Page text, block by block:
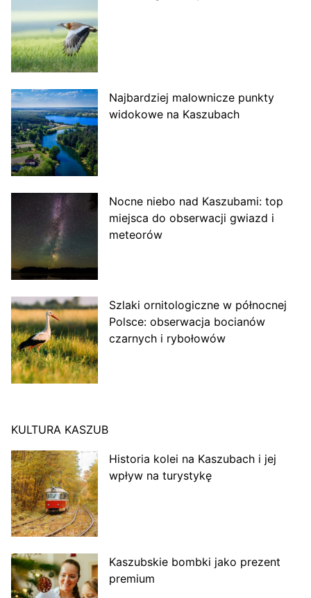
Najbardziej malownicze punkty
widokowe na Kaszubach
Nocne niebo nad Kaszubami: top
miejsca do obserwacji gwiazd i
meteorów
Szlaki ornitologiczne w północnej
Polsce: obserwacja bocianów
czarnych i rybołowów
KULTURA KASZUB
Historia kolei na Kaszubach i jej
wpływ na turystykę
Kaszubskie bombki jako prezent
premium